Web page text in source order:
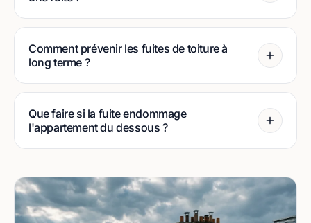
Comment prévenir les fuites de toiture à
long terme ?
Que faire si la fuite endommage
l'appartement du dessous ?